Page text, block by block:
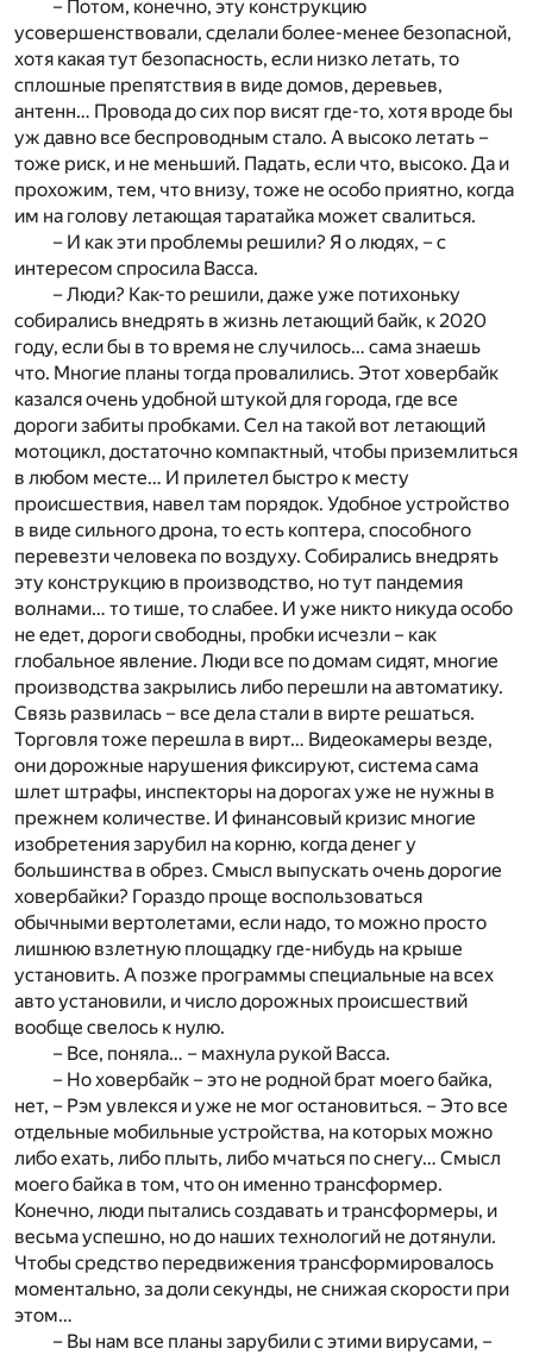
– Потом, конечно, эту конструкцию
усовершенствовали, сделали более-менее безопасной,
хотя какая тут безопасность, если низко летать, то
сплошные препятствия в виде домов, деревьев,
антенн… Провода до сих пор висят где-то, хотя вроде бы
уж давно все беспроводным стало. А высоко летать –
тоже риск, и не меньший. Падать, если что, высоко. Да и
прохожим, тем, что внизу, тоже не особо приятно, когда
им на голову летающая таратайка может свалиться.
– И как эти проблемы решили? Я о людях, – с
интересом спросила Васса.
– Люди? Как-то решили, даже уже потихоньку
собирались внедрять в жизнь летающий байк, к 2020
году, если бы в то время не случилось… сама знаешь
что. Многие планы тогда провалились. Этот ховербайк
казался очень удобной штукой для города, где все
дороги забиты пробками. Сел на такой вот летающий
мотоцикл, достаточно компактный, чтобы приземлиться
в любом месте… И прилетел быстро к месту
происшествия, навел там порядок. Удобное устройство
в виде сильного дрона, то есть коптера, способного
перевезти человека по воздуху. Собирались внедрять
эту конструкцию в производство, но тут пандемия
волнами… то тише, то слабее. И уже никто никуда особо
не едет, дороги свободны, пробки исчезли – как
глобальное явление. Люди все по домам сидят, многие
производства закрылись либо перешли на автоматику.
Связь развилась – все дела стали в вирте решаться.
Торговля тоже перешла в вирт… Видеокамеры везде,
они дорожные нарушения фиксируют, система сама
шлет штрафы, инспекторы на дорогах уже не нужны в
прежнем количестве. И финансовый кризис многие
изобретения зарубил на корню, когда денег у
большинства в обрез. Смысл выпускать очень дорогие
ховербайки? Гораздо проще воспользоваться
обычными вертолетами, если надо, то можно просто
лишнюю взлетную площадку где-нибудь на крыше
установить. А позже программы специальные на всех
авто установили, и число дорожных происшествий
вообще свелось к нулю.
– Все, поняла… – махнула рукой Васса.
– Но ховербайк – это не родной брат моего байка,
нет, – Рэм увлекся и уже не мог остановиться. – Это все
отдельные мобильные устройства, на которых можно
либо ехать, либо плыть, либо мчаться по снегу… Смысл
моего байка в том, что он именно трансформер.
Конечно, люди пытались создавать и трансформеры, и
весьма успешно, но до наших технологий не дотянули.
Чтобы средство передвижения трансформировалось
моментально, за доли секунды, не снижая скорости при
этом…
– Вы нам все планы зарубили с этими вирусами, –